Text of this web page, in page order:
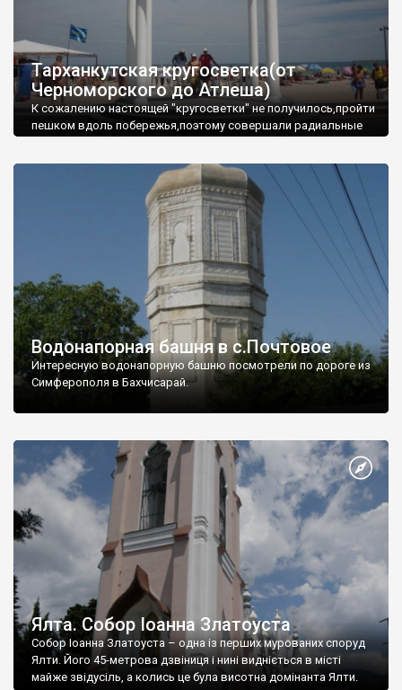
Тарханкутская кругосветка(от
Черноморского до Атлеша)
К сожалению настоящей "кругосветки" не получилось,пройти
пешком вдоль побережья,поэтому совершали радиальные
Водонапорная башня в с.Почтовое
Интересную водонапорную башню посмотрели по дороге из
Симферополя в Бахчисарай.
Ялта. Собор Іоанна Златоуста
Собор Іоанна Златоуста – одна із перших мурованих споруд
Ялти. Його 45-метрова дзвіниця і нині видніється в місті
майже звідусіль, а колись це була висотна домінанта Ялти.